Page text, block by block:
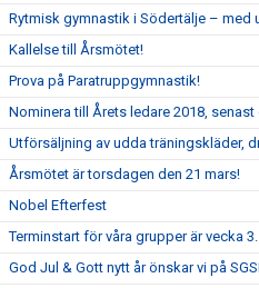
Rytmisk gymnastik i Södertälje – med
Kallelse till Årsmötet!
Prova på Paratruppgymnastik!
Nominera till Årets ledare 2018, senast
Utförsäljning av udda träningskläder,
Årsmötet är torsdagen den 21 mars!
Nobel Efterfest
Terminstart för våra grupper är vecka 3.
God Jul & Gott nytt år önskar vi på